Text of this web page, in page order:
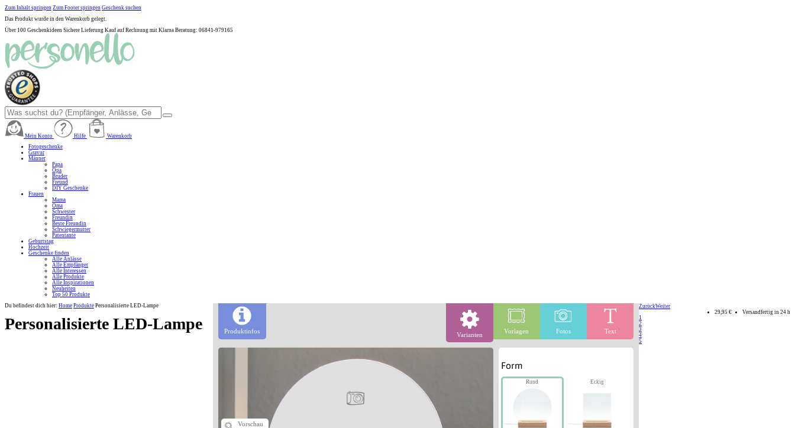
Zum Inhalt springen Zum Footer springen Geschenk suchen
Das Produkt wurde in den Warenkorb gelegt.
Über 100 Geschenkideen Sichere Lieferung Kauf auf Rechnung mit Klarna Beratung: 06841-979165
Mein Konto Hilfe
Warenkorb
Fotogeschenke
Gravur
Männer
Papa
Opa
Bruder
Freund
DIY Geschenke
Frauen
Mama
Oma
Schwester
Freundin
Beste Freundin
Schwiegermutter
Patentante
Geburtstag
Hochzeit
Geschenke finden
Alle Anlässe
Alle Empfänger
Alle Interessen
Alle Produkte
Alle Inspirationen
Neuheiten
Top 50 Produkte
Du befindest dich hier: Home Produkte Personalisierte LED-Lampe
Personalisierte LED-Lampe
29,95 € Versandfertig in 24 h
Produktinfos Varianten Vorlagen Fotos Text
Vorschau
Form
Rund Eckig
ZurückWeiter
1
2
3
4
5